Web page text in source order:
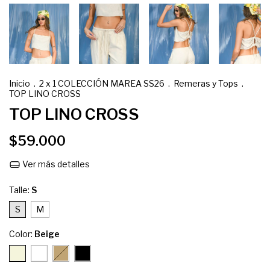
Inicio . 2 x 1 COLECCIÓN MAREA SS26 . Remeras y Tops .
TOP LINO CROSS
TOP LINO CROSS
$59.000
Ver más detalles
Talle: S
S
M
Color: Beige